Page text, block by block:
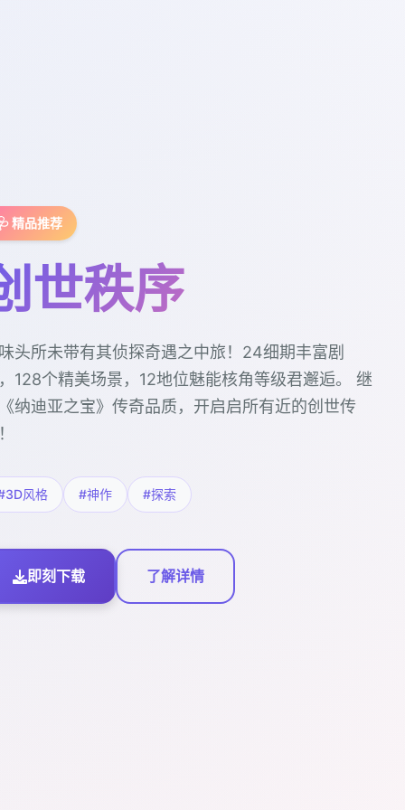
精品推荐
世秩序
头所未带有其侦探奇遇之中旅！24细期丰富剧
128个精美场景，12地位魅能核角等级君邂逅。 继
纳迪亚之宝》传奇品质，开启启所有近的创世传
风格 #神作 #探索
即刻下载 了解详情